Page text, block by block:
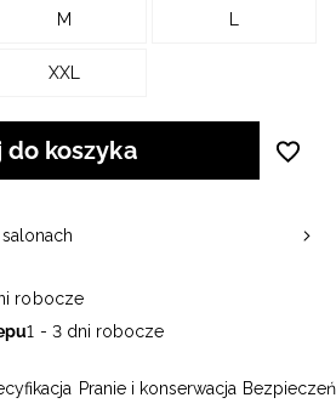
Pranie i konserwacja
M L
XXL
do koszyka
robocze
1 - 3 dni robocze